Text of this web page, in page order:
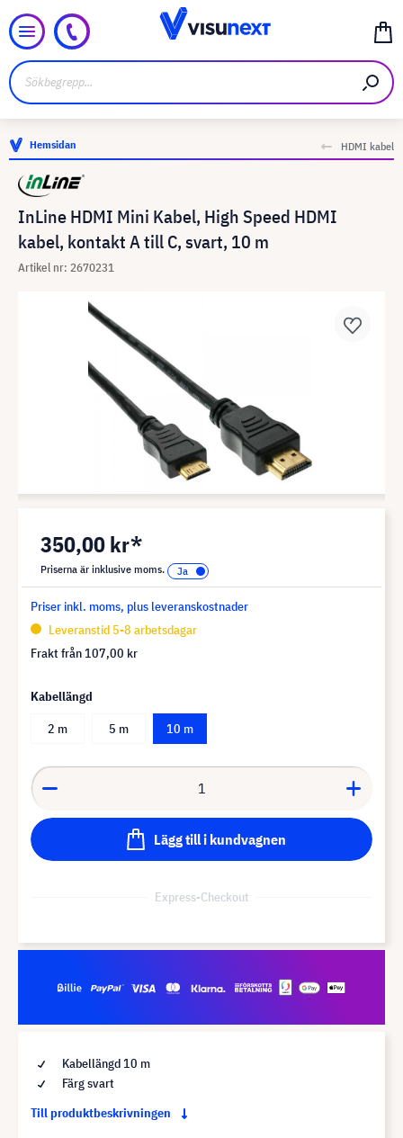
Hemsidan HDMI kabel
InLine HDMI Mini Kabel, High Speed HDMI
kabel, kontakt A till C, svart, 10 m
Artikel nr: 2670231
350,00 kr*
Priserna är inklusive moms.
Priser inkl. moms, plus leveranskostnader
Leveranstid 5-8 arbetsdagar
Frakt från 107,00 kr
Kabellängd
2 m
5 m 10 m
Lägg till i kundvagnen
Express-Checkout
Kabellängd 10 m
Färg svart
Till produktbeskrivningen